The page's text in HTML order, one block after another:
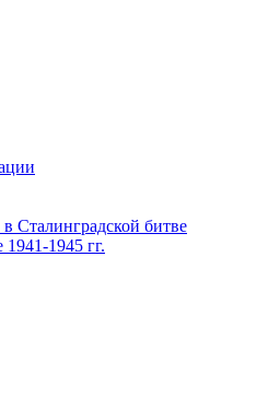
Сталинградской битве
1945 гг.